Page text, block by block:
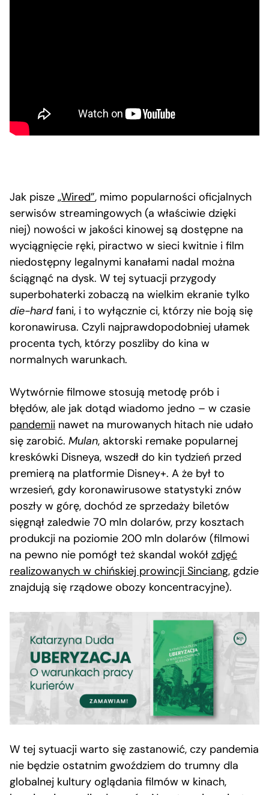
Jak pisze „Wired”, mimo popularności oficjalnych
serwisów streamingowych (a właściwie dzięki
niej) nowości w jakości kinowej są dostępne na
wyciągnięcie ręki, piractwo w sieci kwitnie i film
niedostępny legalnymi kanałami nadal można
ściągnąć na dysk. W tej sytuacji przygody
superbohaterki zobaczą na wielkim ekranie tylko
die-hardfani, i to wyłącznie ci, którzy nie boją się
koronawirusa. Czyli najprawdopodobniej ułamek
procenta tych, którzy poszliby do kina w
normalnych warunkach.
Wytwórnie filmowe stosują metodę prób i
błędów, ale jak dotąd wiadomo jedno – w czasie
pandemii nawet na murowanych hitach nie udało
się zarobić. Mulan, aktorski remake popularnej
kreskówki Disneya, wszedł do kin tydzień przed
premierą na platformie Disney+. A że był to
wrzesień, gdy koronawirusowe statystyki znów
poszły w górę, dochód ze sprzedaży biletów
sięgnął zaledwie 70 mln dolarów, przy kosztach
produkcji na poziomie 200 mln dolarów (filmowi
na pewno nie pomógł też skandal wokół zdjęć
realizowanych w chińskiej prowincji Sinciang, gdzie
znajdują się rządowe obozy koncentracyjne).
W tej sytuacji warto się zastanowić, czy pandemia
nie będzie ostatnim gwoździem do trumny dla
globalnej kultury oglądania filmów w kinach,